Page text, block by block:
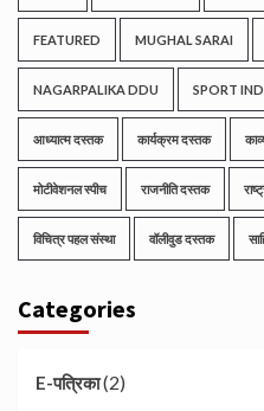
FEATURED MUGHAL SARAI
NAGARPALIKA DDU SPORT
आध्यात्म दस्तक कार्यक्रम दस्तक
मोटीवेशनल स्पीच राजनीति दस्तक
विचित्र पहल संस्था वॉलीवुड दस्तक
Categories
E-पत्रिका(2)